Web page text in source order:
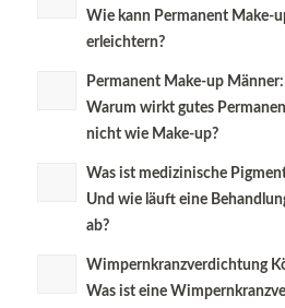
Wie kann Permanent Make-
erleichtern?
Permanent Make-up Männer:
Warum wirkt gutes
nicht wie Make-up?
Was ist medizinische
Und wie läuft eine
ab?
Wimpernkranz­verdichtung
Was ist eine